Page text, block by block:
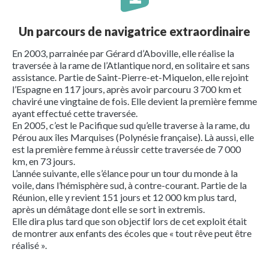
Un parcours de navigatrice extraordinaire
En 2003, parrainée par Gérard d’Aboville, elle réalise la
traversée à la rame de l’Atlantique nord, en solitaire et sans
assistance. Partie de Saint-Pierre-et-Miquelon, elle rejoint
l’Espagne en 117 jours, après avoir parcouru 3 700 km et
chaviré une vingtaine de fois. Elle devient la première femme
ayant effectué cette traversée.
En 2005, c’est le Pacifique sud qu’elle traverse à la rame, du
Pérou aux îles Marquises (Polynésie française). Là aussi, elle
est la première femme à réussir cette traversée de 7 000
km, en 73 jours.
L’année suivante, elle s’élance pour un tour du monde à la
voile, dans l’hémisphère sud, à contre-courant. Partie de la
Réunion, elle y revient 151 jours et 12 000 km plus tard,
après un démâtage dont elle se sort in extremis.
Elle dira plus tard que son objectif lors de cet exploit était
de montrer aux enfants des écoles que « tout rêve peut être
réalisé ».